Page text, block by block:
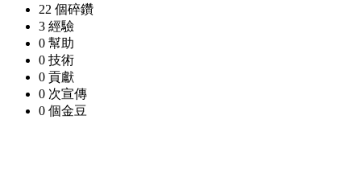
22 個碎鑽
3 經驗
0 幫助
0 技術
0 貢獻
0 次宣傳
0 個金豆